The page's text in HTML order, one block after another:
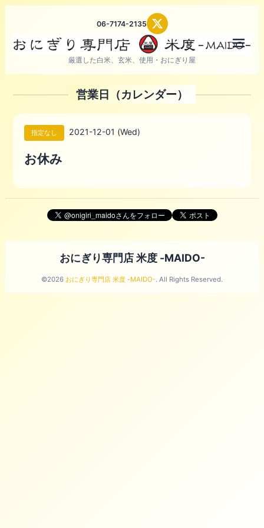
06-7174-2135
厳選した白米、玄米、使用・おにぎり屋
営業日（カレンダー）
指定なし 2021-12-01 (Wed)
お休み
おにぎり専門店 米度 -MAIDO-
©2026 おにぎり専門店 米度 -MAIDO-. All Rights Reserved.